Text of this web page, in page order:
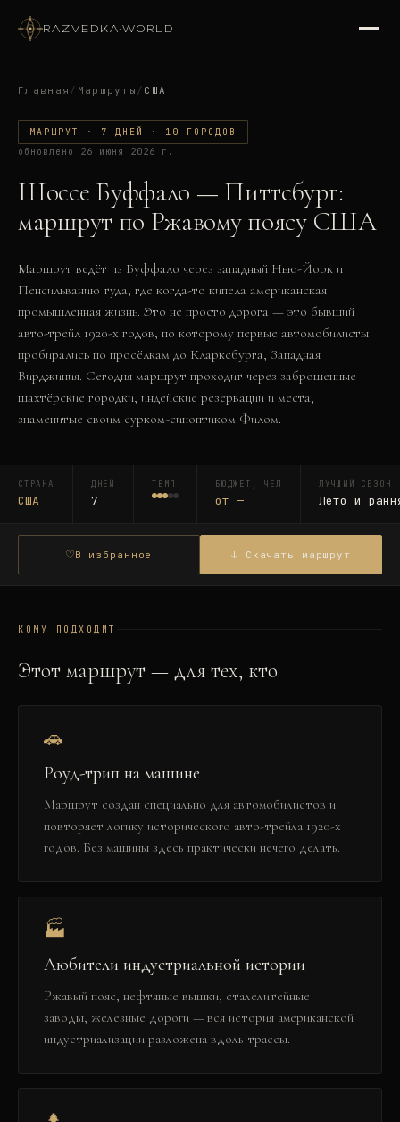
RAZVEDKA·WORLD
Главная / Маршруты / США
МАРШРУТ · 7 ДНЕЙ · 10 ГОРОДОВ
обновлено 26 июня 2026 г.
Шоссе Буффало — Питтсбург:
маршрут по Ржавому поясу США
Маршрут ведёт из Буффало через западный Нью-Йорк и
Пенсильванию туда, где когда-то кипела американская
промышленная жизнь. Это не просто дорога — это бывший
авто-трейл 1920-х годов, по которому первые автомобилисты
пробирались по просёлкам до Кларксбурга, Западная
Вирджиния. Сегодня маршрут проходит через заброшенные
шахтёрские городки, индейские резервации и места,
знаменитые своим сурком-синоптиком Филом.
СТРАНА
США
ДНЕЙ
7
ТЕМП БЮДЖЕТ, ЧЕЛ
от—
ЛУЧШИЙ СЕЗОН
Лето и
♡В избранное ↓ Скачать маршрут
КОМУ ПОДХОДИТ
Этот маршрут — для тех, кто
🚗
Роуд-трип на машине
Маршрут создан специально для автомобилистов и
повторяет логику исторического авто-трейла 1920-х
годов. Без машины здесь практически нечего делать.
🏭
Любители индустриальной истории
Ржавый пояс, нефтяные вышки, сталелитейные
заводы, железные дороги — вся история американской
индустриализации разложена вдоль трассы.